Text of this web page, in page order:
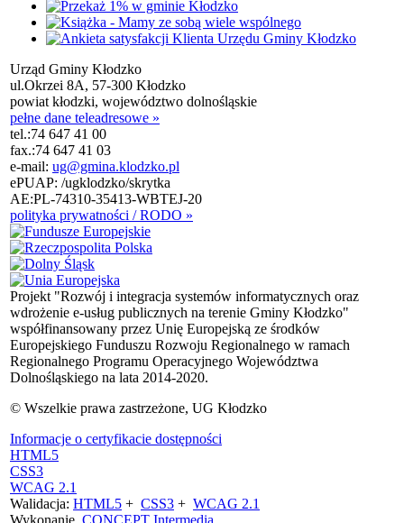
Urząd Gminy Kłodzko
ul.Okrzei 8A, 57-300 Kłodzko
powiat kłodzki, województwo dolnośląskie
pełne dane teleadresowe »
tel.:74 647 41 00
fax.:74 647 41 03
e-mail: ug@gmina.klodzko.pl
ePUAP: /ugklodzko/skrytka
AE:PL-74310-35413-WBTEJ-20
polityka prywatności / RODO »
Projekt "Rozwój i integracja systemów informatycznych oraz
wdrożenie e-usług publicznych na terenie Gminy Kłodzko"
współfinansowany przez Unię Europejską ze środków
Europejskiego Funduszu Rozwoju Regionalnego w ramach
Regionalnego Programu Operacyjnego Województwa
Dolnośląskiego na lata 2014-2020.
© Wszelkie prawa zastrzeżone, UG Kłodzko
Informacje o certyfikacie dostępności
HTML5
CSS3
WCAG 2.1
Walidacja: HTML5 + CSS3 + WCAG 2.1
Wykonanie CONCEPT Intermedia